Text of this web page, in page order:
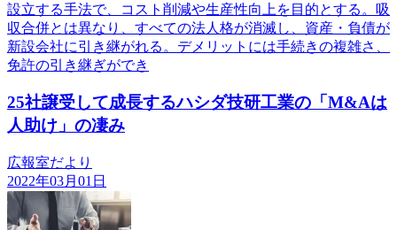
設立する手法で、コスト削減や生産性向上を目的とする。吸
収合併とは異なり、すべての法人格が消滅し、資産・負債が
新設会社に引き継がれる。デメリットには手続きの複雑さ、
免許の引き継ぎができ
25社譲受して成長するハシダ技研工業の「M&Aは
人助け」の凄み
広報室だより
2022年03月01日